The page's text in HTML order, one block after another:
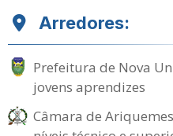
Arredores:
Prefeitura de Nova
jovens aprendizes
Câmara de